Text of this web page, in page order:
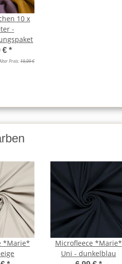
10 x
-
€*
Preis:19,99 €
*Marie*
Microfleece *Marie*
Uni - dunkelblau